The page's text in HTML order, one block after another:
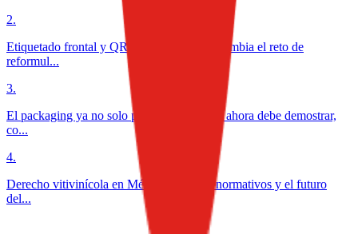
2.
Etiquetado frontal y QR en lácteos: cómo cambia el reto de
reformul...
3.
El packaging ya no solo protege alimentos: ahora debe demostrar,
co...
4.
Derecho vitivinícola en México: desafíos normativos y el futuro
del...